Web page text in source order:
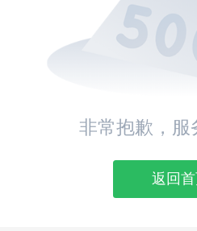
非常抱歉，服
返回